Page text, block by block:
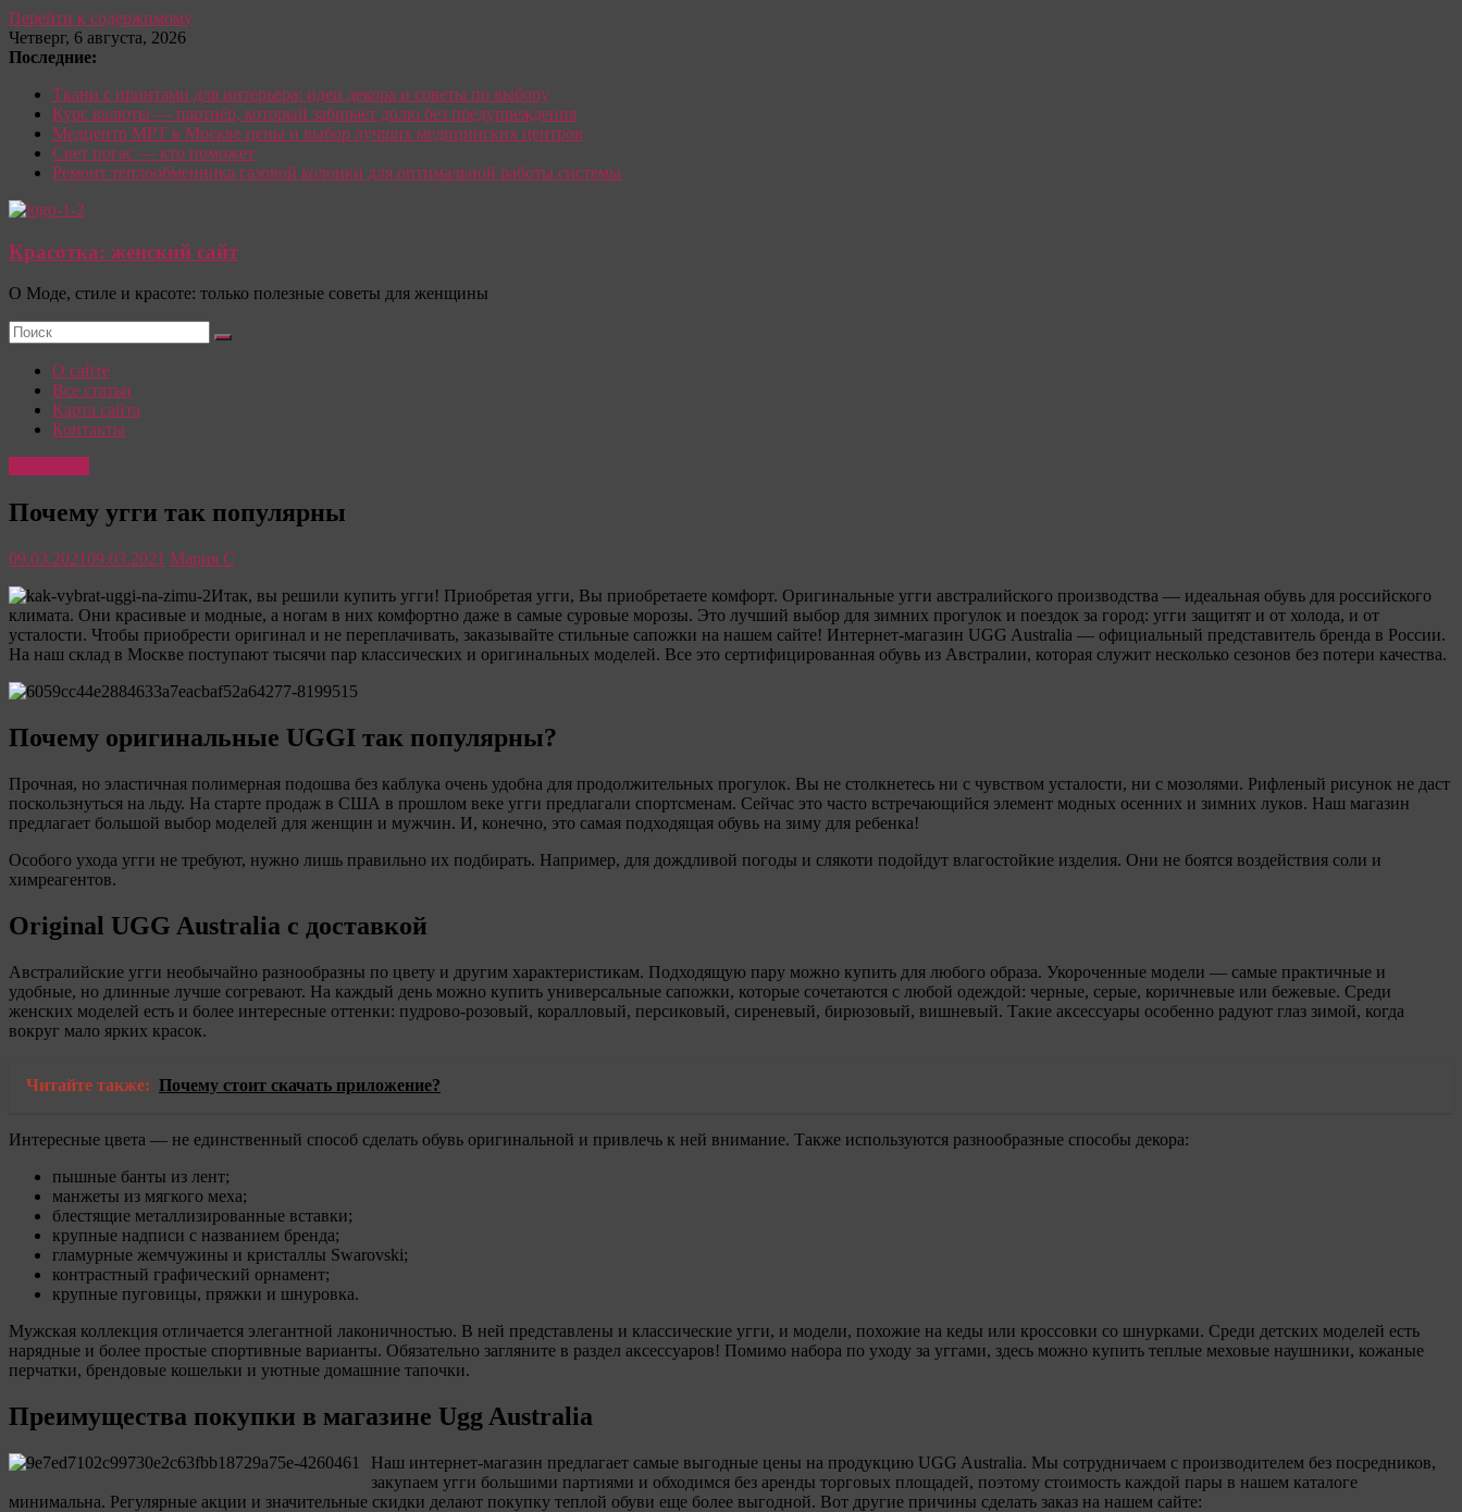
Перейти к содержимому
Четверг, 6 августа, 2026
Последние:
Ткани с принтами для интерьера: идеи декора и советы по выбору
Курс валюты — партнёр, который забирает долю без предупреждения
Медцентр МРТ в Москве цены и выбор лучших медицинских центров
Свет погас — кто поможет
Ремонт теплообменника газовой колонки для оптимальной работы системы
Красотка: женский сайт
О Моде, стиле и красоте: только полезные советы для женщины
О сайте
Все статьи
Карта сайта
Контакты
Почему угги так популярны
09.03.202109.03.2021 Мария С
Итак, вы решили купить угги! Приобретая угги, Вы приобретаете комфорт. Оригинальные угги австралийского производства — идеальная обувь для российского
климата. Они красивые и модные, а ногам в них комфортно даже в самые суровые морозы. Это лучший выбор для зимних прогулок и поездок за город: угги защитят и от холода, и от
усталости. Чтобы приобрести оригинал и не переплачивать, заказывайте стильные сапожки на нашем сайте! Интернет-магазин UGG Australia — официальный представитель бренда в России.
На наш склад в Москве поступают тысячи пар классических и оригинальных моделей. Все это сертифицированная обувь из Австралии, которая служит несколько сезонов без потери качества.
Почему оригинальные UGGI так популярны?
Прочная, но эластичная полимерная подошва без каблука очень удобна для продолжительных прогулок. Вы не столкнетесь ни с чувством усталости, ни с мозолями. Рифленый рисунок не даст
поскользнуться на льду. На старте продаж в США в прошлом веке угги предлагали спортсменам. Сейчас это часто встречающийся элемент модных осенних и зимних луков. Наш магазин
предлагает большой выбор моделей для женщин и мужчин. И, конечно, это самая подходящая обувь на зиму для ребенка!
Особого ухода угги не требуют, нужно лишь правильно их подбирать. Например, для дождливой погоды и слякоти подойдут влагостойкие изделия. Они не боятся воздействия соли и
химреагентов.
Original UGG Australia с доставкой
Австралийские угги необычайно разнообразны по цвету и другим характеристикам. Подходящую пару можно купить для любого образа. Укороченные модели — самые практичные и
удобные, но длинные лучше согревают. На каждый день можно купить универсальные сапожки, которые сочетаются с любой одеждой: черные, серые, коричневые или бежевые. Среди
женских моделей есть и более интересные оттенки: пудрово-розовый, коралловый, персиковый, сиреневый, бирюзовый, вишневый. Такие аксессуары особенно радуют глаз зимой, когда
вокруг мало ярких красок.
Читайте также: Почему стоит скачать приложение?
Интересные цвета — не единственный способ сделать обувь оригинальной и привлечь к ней внимание. Также используются разнообразные способы декора:
пышные банты из лент;
манжеты из мягкого меха;
блестящие металлизированные вставки;
крупные надписи с названием бренда;
гламурные жемчужины и кристаллы Swarovski;
контрастный графический орнамент;
крупные пуговицы, пряжки и шнуровка.
Мужская коллекция отличается элегантной лаконичностью. В ней представлены и классические угги, и модели, похожие на кеды или кроссовки со шнурками. Среди детских моделей есть
нарядные и более простые спортивные варианты. Обязательно загляните в раздел аксессуаров! Помимо набора по уходу за уггами, здесь можно купить теплые меховые наушники, кожаные
перчатки, брендовые кошельки и уютные домашние тапочки.
Преимущества покупки в магазине Ugg Australia
Наш интернет-магазин предлагает самые выгодные цены на продукцию UGG Australia. Мы сотрудничаем с производителем без посредников,
закупаем угги большими партиями и обходимся без аренды торговых площадей, поэтому стоимость каждой пары в нашем каталоге
минимальна. Регулярные акции и значительные скидки делают покупку теплой обуви еще более выгодной. Вот другие причины сделать заказ на нашем сайте: